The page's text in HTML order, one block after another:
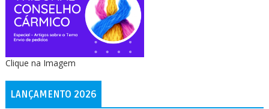
Clique na Imagem
LANÇAMENTO 2026